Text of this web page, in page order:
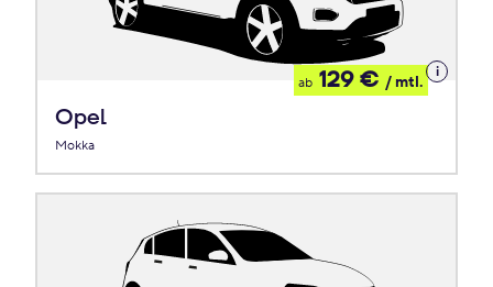
Opel
Mokka
ab 129 € / mtl.
Details
zum